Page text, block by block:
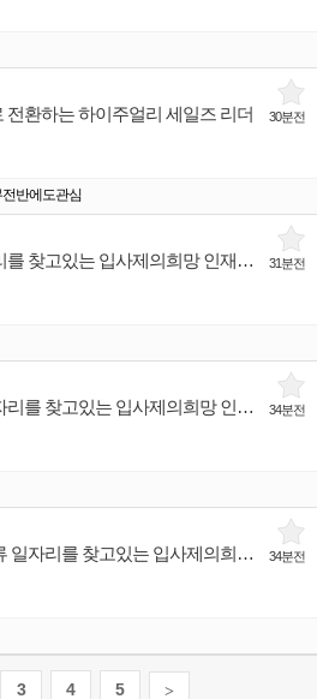
30분전
전환하는 하이주얼리 세일즈 리더
반에도관심
31분전
서울 강동구 에서 의류 일자리를 찾고있는 입사제의희망 인재입니다.
34분전
서울 에서 뷰티/화장품류 일자리를 찾고있는 입사제의희망 인재입니다.
34분전
충북 청주시 흥덕구 에서 의류 일자리를 찾고있는 입사제의희망 인재입니다.
3 4 5 >